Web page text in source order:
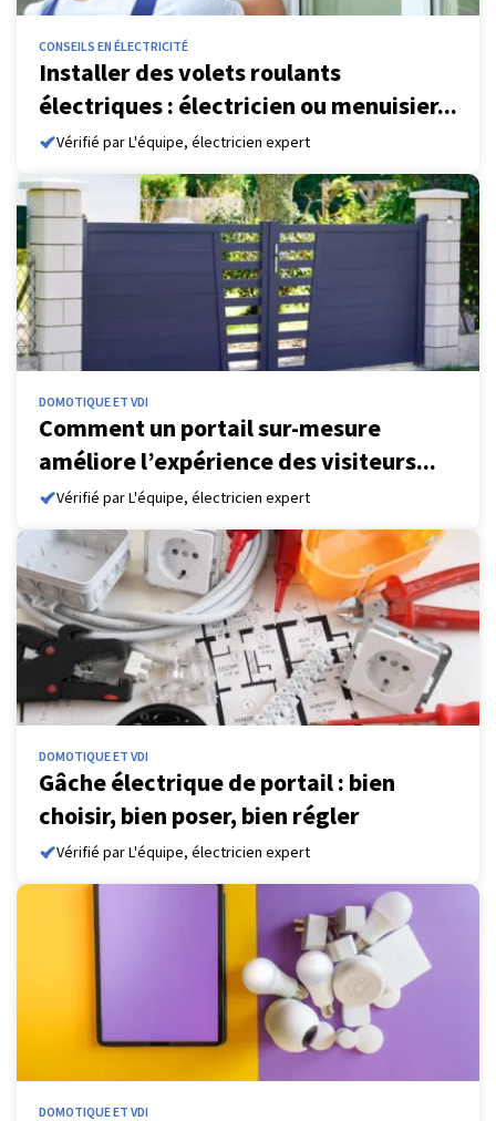
CONSEILS EN ÉLECTRICITÉ
Installer des volets roulants
électriques : électricien ou menuisier...
Vérifié par L'équipe, électricien expert
DOMOTIQUE ET VDI
Comment un portail sur-mesure
améliore l’expérience des visiteurs...
Vérifié par L'équipe, électricien expert
DOMOTIQUE ET VDI
Gâche électrique de portail : bien
choisir, bien poser, bien régler
Vérifié par L'équipe, électricien expert
DOMOTIQUE ET VDI